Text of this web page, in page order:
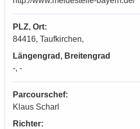
PLZ, Ort:
84416, Taufkirchen,
Längengrad, Breitengrad
-, -
Parcourschef:
Klaus Scharl
Richter: